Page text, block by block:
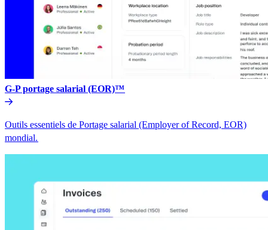
G-P portage salarial (EOR)™​​
Outils essentiels de Portage salarial (Employer of Record, EOR)
mondial.​​